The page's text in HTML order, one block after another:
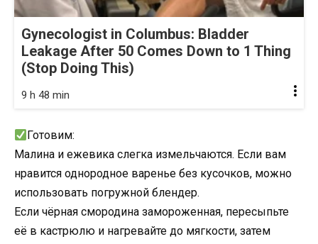
Gynecologist in Columbus: Bladder
Leakage After 50 Comes Down to 1 Thing
(Stop Doing This)
9 h 48 min
Готовим:
Малина и ежевика слегка измельчаются. Если вам
нравится однородное варенье без кусочков, можно
использовать погружной блендер.
Если чёрная смородина замороженная, пересыпьте
её в кастрюлю и нагревайте до мягкости, затем